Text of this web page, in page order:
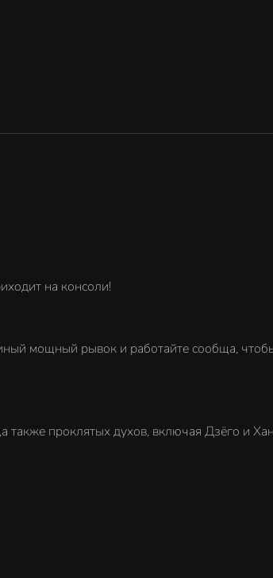
на консоли!
мощный рывок и работайте сообща,
также проклятых духов, включая Дзёго и